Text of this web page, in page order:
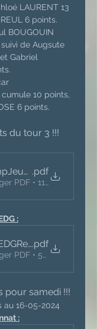
LAURENT 13
6 points.
BOUGOUIN
de Augsute
Gabriel
cumule 10 points,
6 points.
du tour 3 !!!
.pdf
PDF • 116KB
:
.pdf
PDF • 54KB
pour samedi !!!
au 16-05-2024
: